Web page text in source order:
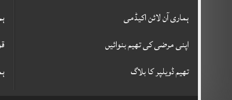
ہماری آن لائن اکیڈمی
اپنی مرضی کی تھیم بنوائیں
تھیم ڈویلپر کا بلاگ